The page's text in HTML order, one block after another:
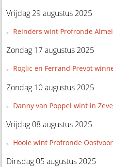
Vrijdag 29 augustus 2025
Reinders wint Profronde
Zondag 17 augustus 2025
Roglic en Ferrand Prevot
Zondag 10 augustus 2025
Danny van Poppel wint in
Vrijdag 08 augustus 2025
Hoole wint Profronde
Dinsdag 05 augustus 2025